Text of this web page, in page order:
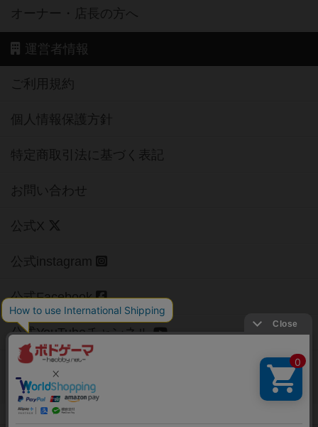
オーナー・店長の方へ
運営者情報
ご利用規約
個人情報保護方針
特定商取引法に基づく表記
お問い合わせ
公式X
公式instagram
公式Facebook
公式YouTubeチャンネル